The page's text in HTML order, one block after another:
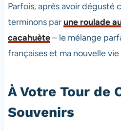
Parfois, après avoir dégusté
terminons parune roulade
cacahuète– le mélange
françaises et ma nouvelle
À Votre Tour de
Souvenirs